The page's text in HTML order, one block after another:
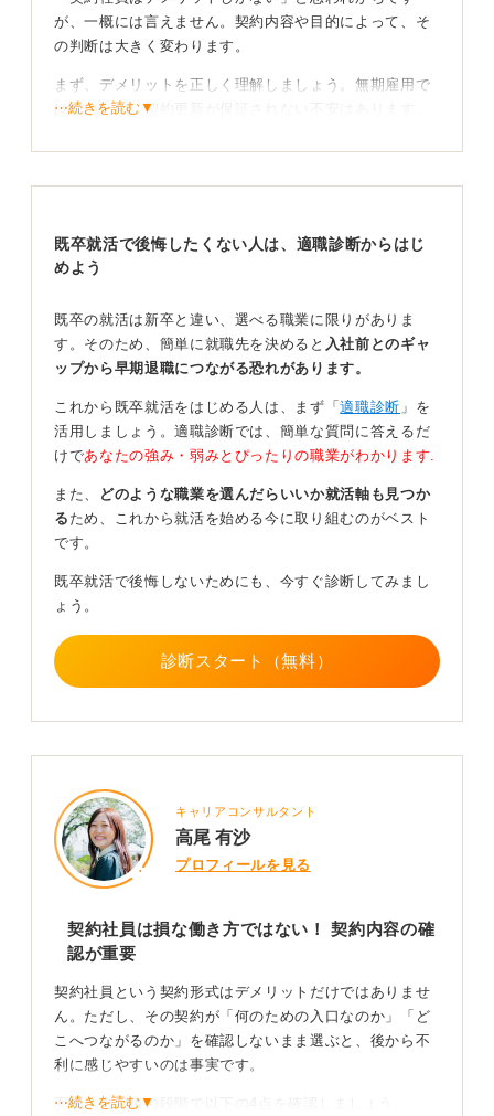
が、一概には言えません。契約内容や目的によって、そ
の判断は大きく変わります。
まず、デメリットを正しく理解しましょう。無期雇用で
はないため、契約更新が保証されない不安はあります。
「お試し期間」や「夢を追う」ために契約社員を選
ぶメリットも
一方で、待遇面では「正社員とまったく一緒で、違いは
有期か無期かだけ」という企業もあれば、明確に差があ
る企業もあります。
ここは会社ごとの契約内容次第ですので、「契約社員＝
待遇が悪い」と決めつけず、中身を確認することが重要
です。
さらに、あえて契約社員からスタートするメリットもあ
ります。数年契約で入社し、会社の雰囲気や仕事が自分
に合うかを見極める「お試し期間」として活用し、その
ただし、これを目指すなら「過去に契約社員から正社員
になった実績があるか」を必ず確認してください。
また、音楽や舞台など、夢を叶えるためにあえて時間の
「何年やるか」「何歳までか」と自分で期限を決めて取
1
⋯続きを読む▼
既卒就活で後悔したくない人は、適職診断からはじ
めよう
既卒の就活は新卒と違い、選べる職業に限りがありま
す。そのため、簡単に就職先を決めると 入社前とのギャ
ップから早期退職につながる恐れがあります。
これから既卒就活をはじめる人は、まず「適職診断 」を
活用しましょう。適職診断では、簡単な質問に答えるだ
けであなたの強み・弱みとぴったりの職業がわかります.
また、
どのような職業を選んだらいいか就活軸も見つか
る ため、これから就活を始める今に取り組むのがベスト
です。
既卒就活で後悔しないためにも、今すぐ診断してみまし
ょう。
診断スタート（無料）
キャリアコンサルタント
高尾 有沙
プロフィールを見る
契約社員は損な働き方ではない！ 契約内容の確
認が重要
契約社員という契約形式はデメリットだけではありませ
ん。ただし、その契約が「何のための入口なのか」「ど
こへつながるのか」を確認しないまま選ぶと、後から不
利に感じやすいのは事実です。
面接・内定後の段階で以下の4点を確認しましょう。
⋯続きを読む▼